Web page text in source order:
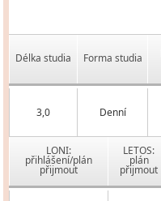
Délka studia Forma studia
3,0 Denní
LONI:
přihlášení/plán
přijmout
LETOS:
plán
přijmout